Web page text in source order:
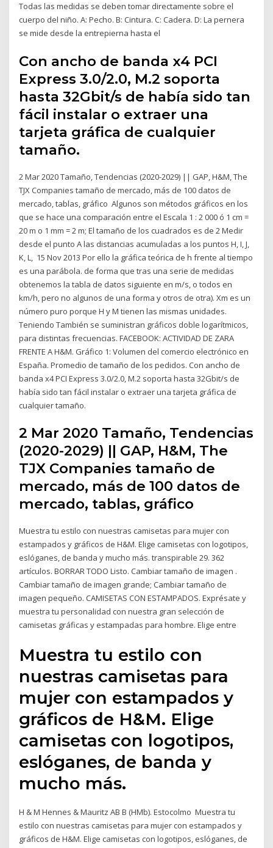
Todas las medidas se deben tomar directamente sobre el
cuerpo del niño. A: Pecho. B: Cintura. C: Cadera. D: La pernera
se mide desde la entrepierna hasta el
Con ancho de banda x4 PCI
Express 3.0/2.0, M.2 soporta
hasta 32Gbit/s de había sido tan
fácil instalar o extraer una
tarjeta gráfica de cualquier
tamaño.
2 Mar 2020 Tamaño, Tendencias (2020-2029) || GAP, H&M, The
TJX Companies tamaño de mercado, más de 100 datos de
mercado, tablas, gráfico Algunos son métodos gráficos en los
que se hace una comparación entre el Escala 1 : 2 000 ó 1 cm =
20 m o 1 mm = 2 m; El tamaño de los cuadrados es de 2 Medir
desde el punto A las distancias acumuladas a los puntos H, I, J,
K, L, 15 Nov 2013 Por ello la gráfica teórica de h frente al tiempo
es una parábola. de forma que tras una serie de medidas
obtenemos la tabla de datos siguiente en m/s, o todos en
km/h, pero no algunos de una forma y otros de otra). Xm es un
número puro porque H y M tienen las mismas unidades.
Teniendo También se suministran gráficos doble logarítmicos,
para distintas frecuencias. FACEBOOK: ACTIVIDAD DE ZARA
FRENTE A H&M. Gráfico 1: Volumen del comercio electrónico en
España. Promedio de tamaño de los pedidos. Con ancho de
banda x4 PCI Express 3.0/2.0, M.2 soporta hasta 32Gbit/s de
había sido tan fácil instalar o extraer una tarjeta gráfica de
cualquier tamaño.
2 Mar 2020 Tamaño, Tendencias
(2020-2029) || GAP, H&M, The
TJX Companies tamaño de
mercado, más de 100 datos de
mercado, tablas, gráfico
Muestra tu estilo con nuestras camisetas para mujer con
estampados y gráficos de H&M. Elige camisetas con logotipos,
eslóganes, de banda y mucho más. transpirable 29. 362
artículos. BORRAR TODO Listo. Cambiar tamaño de imagen .
Cambiar tamaño de imagen grande; Cambiar tamaño de
imagen pequeño. CAMISETAS CON ESTAMPADOS. Exprésate y
muestra tu personalidad con nuestra gran selección de
camisetas gráficas y estampadas para hombre. Elige entre
Muestra tu estilo con
nuestras camisetas para
mujer con estampados y
gráficos de H&M. Elige
camisetas con logotipos,
eslóganes, de banda y
mucho más.
H & M Hennes & Mauritz AB B (HMb). Estocolmo Muestra tu
estilo con nuestras camisetas para mujer con estampados y
gráficos de H&M. Elige camisetas con logotipos, eslóganes, de